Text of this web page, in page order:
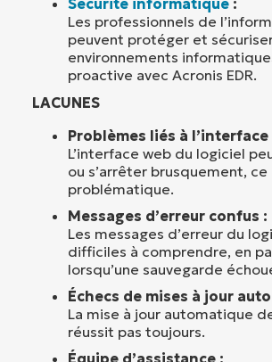
Sécurité informatique :
Les professionnels de
peuvent protéger et
environnements
proactive avec Acronis EDR.
LACUNES
Problèmes liés à l’interface
L’interface web du logiciel
ou s’arrêter brusquement,
problématique.
Messages d’erreur confus :
Les messages d’erreur du
difficiles à comprendre, en
lorsqu’une sauvegarde
Échecs de mises à jour
La mise à jour automatique
réussit pas toujours.